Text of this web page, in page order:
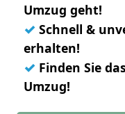
Umzug geht!
✓ Schnell &
erhalten!
✓ Finden Sie
Umzug!